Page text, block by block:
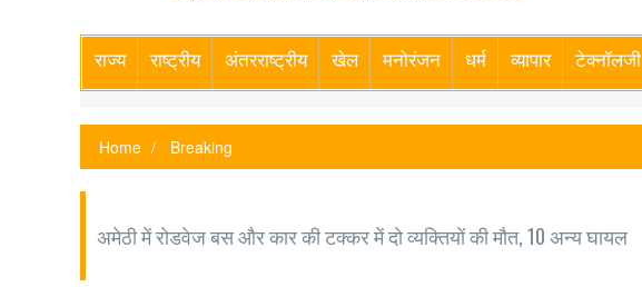
राज्य राष्ट्रीय अंतरराष्ट्रीय खेल मनोरंजन धर्म व्यापार टेक्नॉलजी
Home Breaking
अमेठी में रोडवेज बस और कार की टक्कर में दो व्यक्तियों की मौत, 10 अन्य घायल